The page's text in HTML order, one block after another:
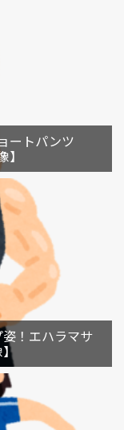
ートパンツ
！エハラマサ